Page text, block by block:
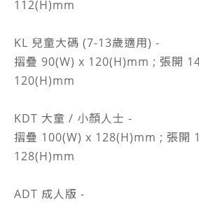
112(H)mm
KL 兒童大碼 (7-13歲適用) -
摺疊 90(W) x 120(H)mm ; 張開
120(H)mm
KDT 大童 / 小顏人士 -
摺疊 100(W) x 128(H)mm ; 張開
128(H)mm
ADT 成人版 -